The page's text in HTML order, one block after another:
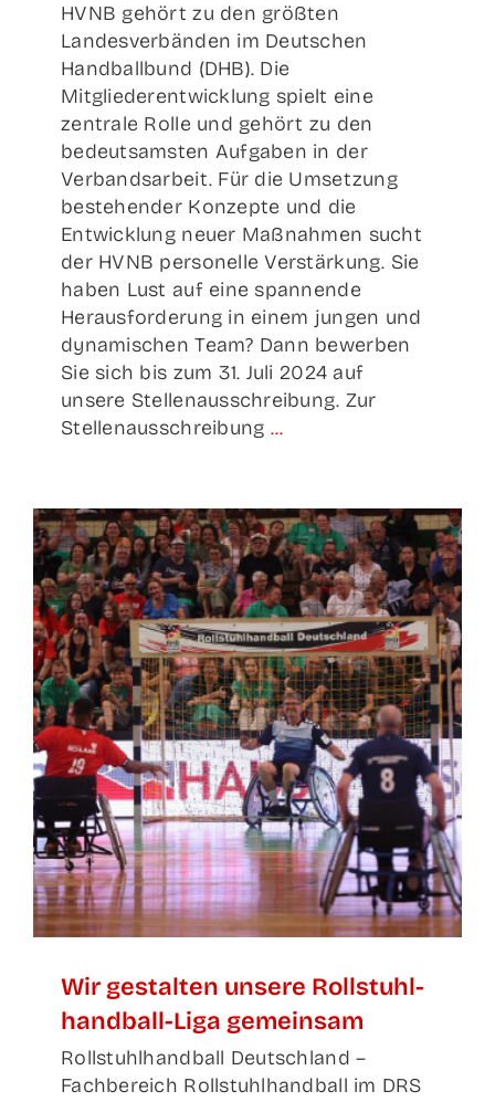
HVNB gehört zu den größten
Landesverbänden im Deutschen
Handballbund (DHB). Die
Mitgliederentwicklung spielt eine
zentrale Rolle und gehört zu den
bedeutsamsten Aufgaben in der
Verbandsarbeit. Für die Umsetzung
bestehender Konzepte und die
Entwicklung neuer Maßnahmen sucht
der HVNB personelle Verstärkung. Sie
haben Lust auf eine spannende
Herausforderung in einem jungen und
dynamischen Team? Dann bewerben
Sie sich bis zum 31. Juli 2024 auf
unsere Stellenausschreibung. Zur
Stellenausschreibung ...
Wir gestal­ten unse­re Roll­stuhl­
hand­ball-Liga gemeinsam
Rollstuhlhandball Deutschland –
Fachbereich Rollstuhlhandball im DRS